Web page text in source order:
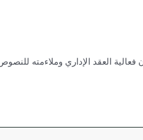
العقد الإداري وملاءمته